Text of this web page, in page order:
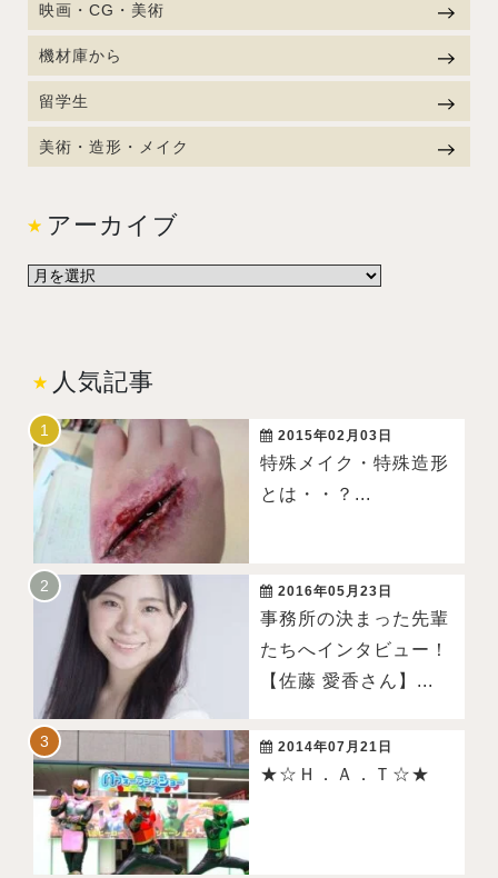
映画・CG・美術
機材庫から
留学生
美術・造形・メイク
アーカイブ
人気記事
2015年02月03日
特殊メイク・特殊造形
とは・・？...
2016年05月23日
事務所の決まった先輩
たちへインタビュー！
【佐藤 愛香さん】...
2014年07月21日
★☆Ｈ．Ａ．Ｔ☆★